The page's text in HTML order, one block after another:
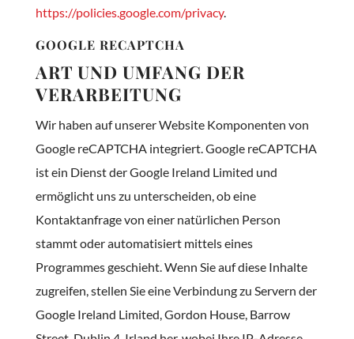
https://policies.google.com/privacy.
GOOGLE RECAPTCHA
ART UND UMFANG DER
VERARBEITUNG
Wir haben auf unserer Website Komponenten von
Google reCAPTCHA integriert. Google reCAPTCHA
ist ein Dienst der Google Ireland Limited und
ermöglicht uns zu unterscheiden, ob eine
Kontaktanfrage von einer natürlichen Person
stammt oder automatisiert mittels eines
Programmes geschieht. Wenn Sie auf diese Inhalte
zugreifen, stellen Sie eine Verbindung zu Servern der
Google Ireland Limited, Gordon House, Barrow